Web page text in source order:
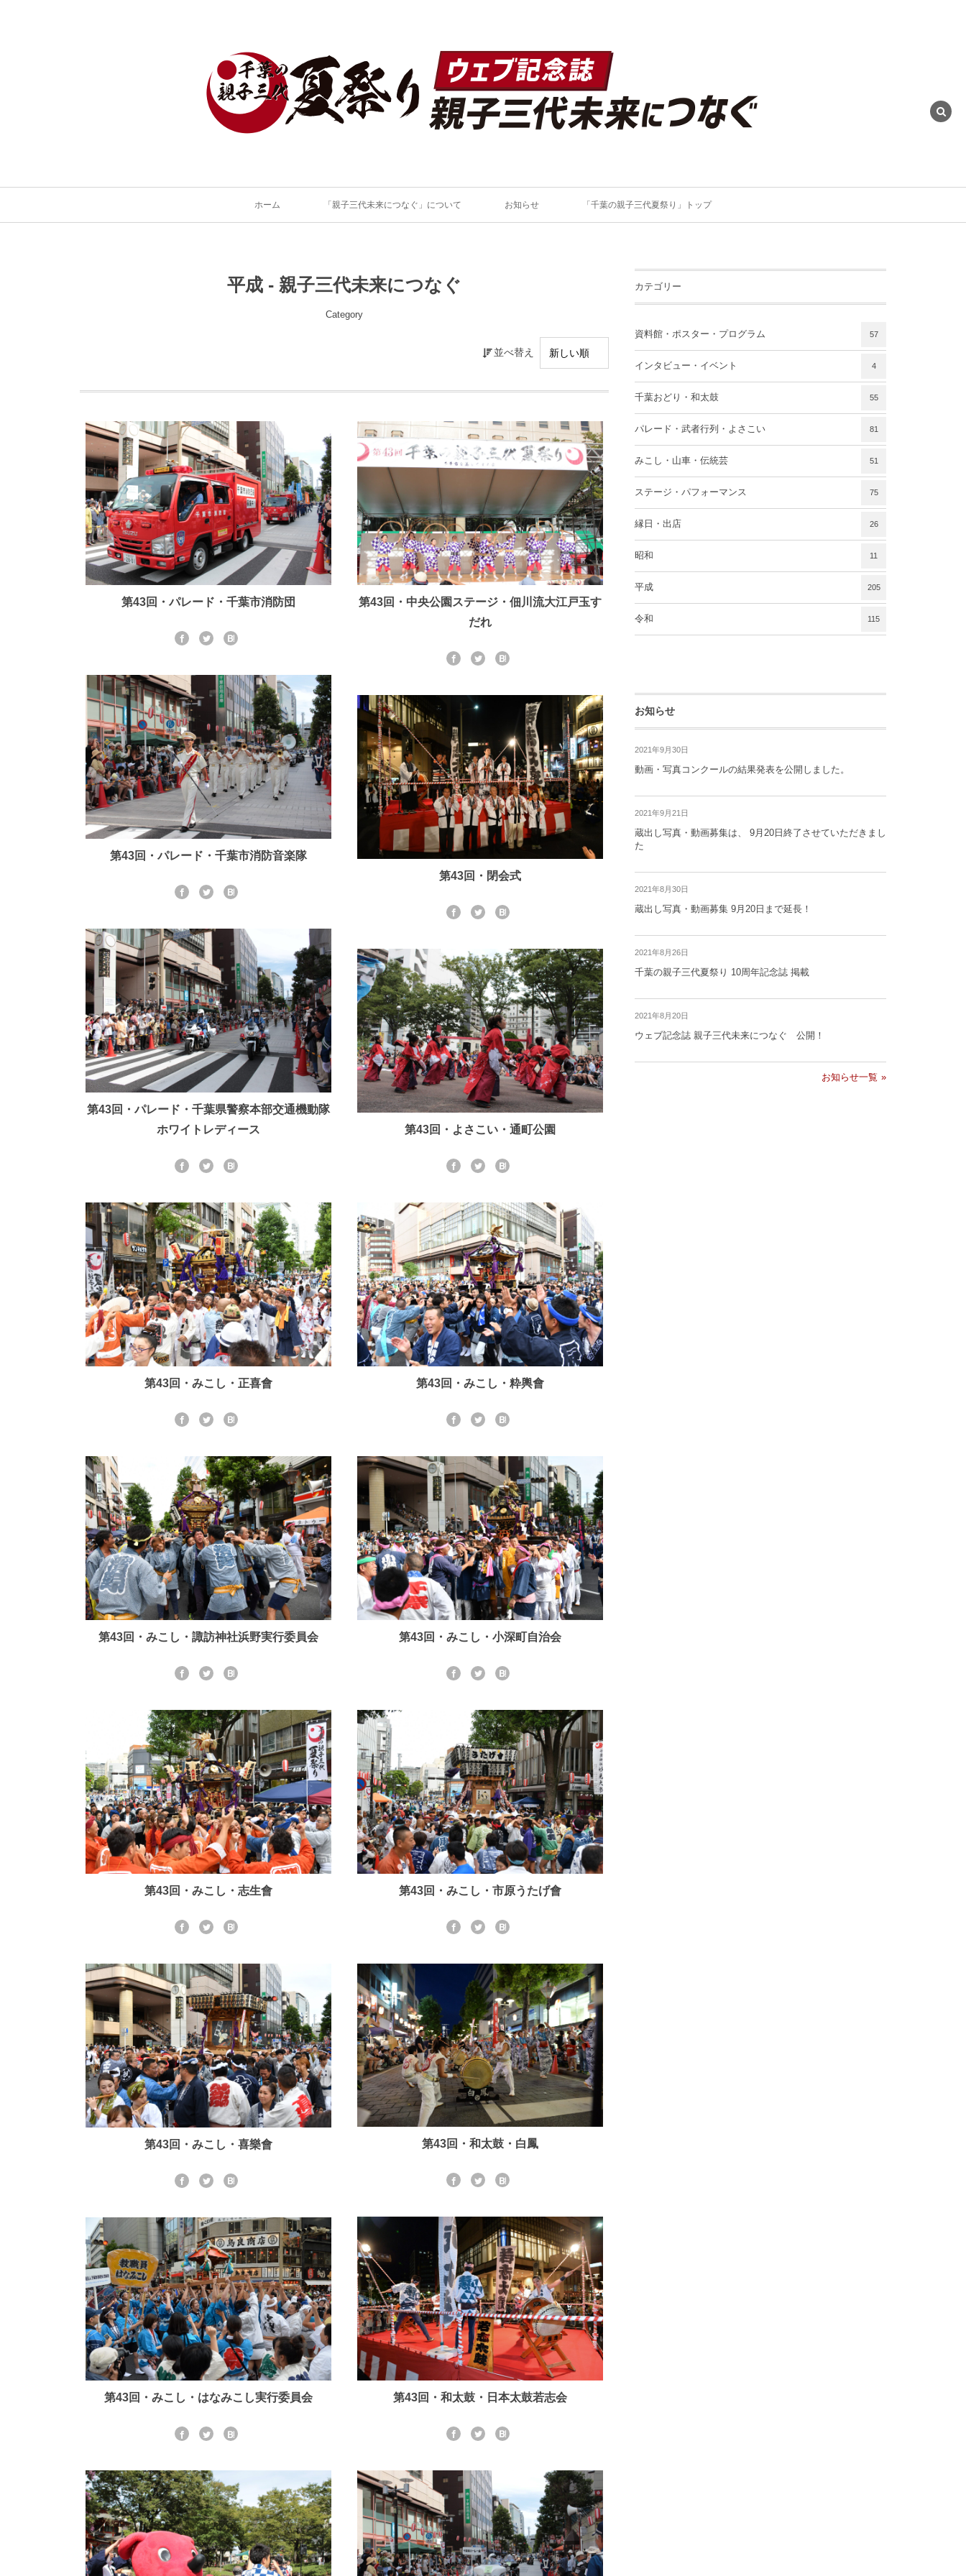
ホーム 「親子三代未来につなぐ」について お知らせ 「千葉の親子三代夏祭り」トップ
平成 - 親子三代未来につなぐ
Category
並べ替え
第43回・パレード・千葉市消防団
第43回・中央公園ステージ・佃川流大江戸玉す
だれ
第43回・パレード・千葉市消防音楽隊
第43回・閉会式
第43回・パレード・千葉県警察本部交通機動隊
ホワイトレディース
第43回・よさこい・通町公園
第43回・みこし・正喜會 第43回・みこし・粋輿會
第43回・みこし・諏訪神社浜野実行委員会 第43回・みこし・小深町自治会
第43回・みこし・志生會 第43回・みこし・市原うたげ會
第43回・みこし・喜樂會 第43回・和太鼓・白鳳
第43回・和太鼓・日本太鼓若志会
第43回・みこし・はなみこし実行委員会
カテゴリー
資料館・ポスター・プログラム 57
インタビュー・イベント 4
千葉おどり・和太鼓 55
パレード・武者行列・よさこい 81
みこし・山車・伝統芸 51
ステージ・パフォーマンス 75
縁日・出店 26
昭和 11
平成 205
令和 115
お知らせ
2021年9月30日
動画・写真コンクールの結果発表を公開しました。
2021年9月21日
蔵出し写真・動画募集は、 9月20日終了させていただきまし
た
2021年8月30日
蔵出し写真・動画募集 9月20日まで延長！
2021年8月26日
千葉の親子三代夏祭り 10周年記念誌 掲載
2021年8月20日
ウェブ記念誌 親子三代未来につなぐ 公開！
お知らせ一覧